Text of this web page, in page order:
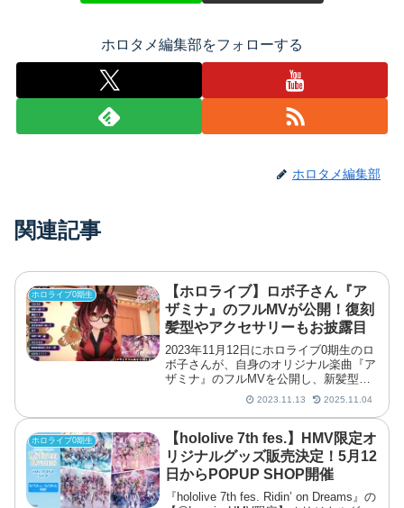
ホロタメ編集部をフォローする
ホロタメ編集部
関連記事
ホロライブ0期生
【ホロライブ】ロボ子さん『ア
ザミナ』のフルMVが公開！復刻
髪型やアクセサリーもお披露目
2023年11月12日にホロライブ0期生のロ
ボ子さんが、自身のオリジナル楽曲『ア
ザミナ』のフルMVを公開し、新髪型や
アクセサリーのお披露目を行いました。
2023.11.13 2025.11.04
ホロライブ0期生
【hololive 7th fes.】HMV限定オ
リジナルグッズ販売決定！5月12
日からPOPUP SHOP開催
『hololive 7th fes. Ridin’ on Dreams』の